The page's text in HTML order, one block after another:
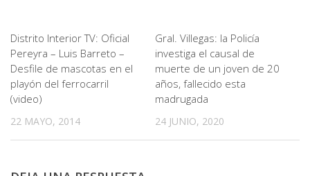
Distrito Interior TV: Oficial
Pereyra – Luis Barreto –
Desfile de mascotas en el
playón del ferrocarril
(video)
22 MAYO, 2014
Gral. Villegas: la Policía
investiga el causal de
muerte de un joven de 20
años, fallecido esta
madrugada
24 JUNIO, 2020